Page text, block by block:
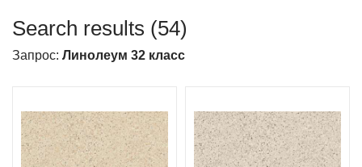
Search results (54)
Запрос: Линолеум 32 класс